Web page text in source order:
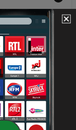
para a
| 04 Ago.
ganha